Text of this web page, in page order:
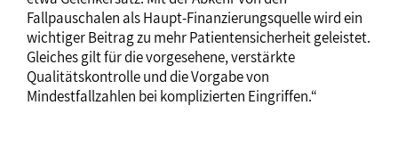
Fallpauschalen als Haupt-Finanzierungsquelle wird ein
wichtiger Beitrag zu mehr Patientensicherheit geleistet.
Gleiches gilt für die vorgesehene, verstärkte
Qualitätskontrolle und die Vorgabe von
Mindestfallzahlen bei komplizierten Eingriffen.“